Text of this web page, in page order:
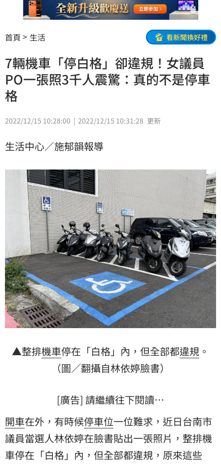
首頁 生活 看新聞換好禮
7輛機車「停白格」卻違規！女議員
PO一張照3千人震驚：真的不是停車
格
2022/12/15 10:28:00 2022/12/15 10:31:28 更新
生活中心／施郁韻報導
▲整排機車停在「白格」內，但全部都違規 。
（圖／翻攝自林依婷臉書）
[廣告] 請繼續往下閱讀…
開車在外，有時候停車位一位難求，近日台南市
議員當選人林依婷在臉書貼出一張照片，整排機
車停在「白格」內，但全部都違規，原來這些